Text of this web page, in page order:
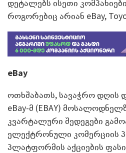
დეტალებს ისეთი
როგორებიც არიან eBay,
eBay
ოთხშაბათს, სავაჭრო დღის
eBay-მ (EBAY)
კვარტალური შედეგები
ელექტრონული კომერციის
პლატფორმის აქციების